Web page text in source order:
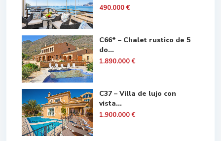
490.000 €
C66* – Chalet rustico de 5
do...
1.890.000 €
C37 – Villa de lujo con
vista...
1.900.000 €